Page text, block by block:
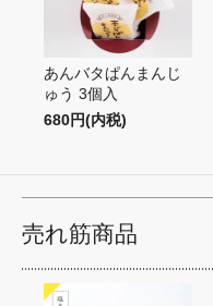
あんバタぱんまんじ
ゅう 3個入
680円(内税)
売れ筋商品